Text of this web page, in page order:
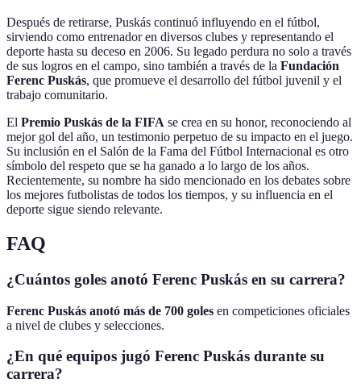
Después de retirarse, Puskás continuó influyendo en el fútbol,
sirviendo como entrenador en diversos clubes y representando el
deporte hasta su deceso en 2006. Su legado perdura no solo a través
de sus logros en el campo, sino también a través de la Fundación
Ferenc Puskás, que promueve el desarrollo del fútbol juvenil y el
trabajo comunitario.
El Premio Puskás de la FIFA se crea en su honor, reconociendo al
mejor gol del año, un testimonio perpetuo de su impacto en el juego.
Su inclusión en el Salón de la Fama del Fútbol Internacional es otro
símbolo del respeto que se ha ganado a lo largo de los años.
Recientemente, su nombre ha sido mencionado en los debates sobre
los mejores futbolistas de todos los tiempos, y su influencia en el
deporte sigue siendo relevante.
FAQ
¿Cuántos goles anotó Ferenc Puskás en su carrera?
Ferenc Puskás anotó más de 700 goles en competiciones oficiales
a nivel de clubes y selecciones.
¿En qué equipos jugó Ferenc Puskás durante su
carrera?